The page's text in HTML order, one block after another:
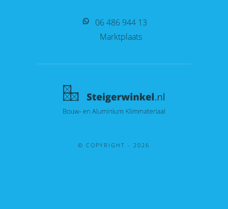
© COPYRIGHT - 2026
06 486 944 13
Marktplaats